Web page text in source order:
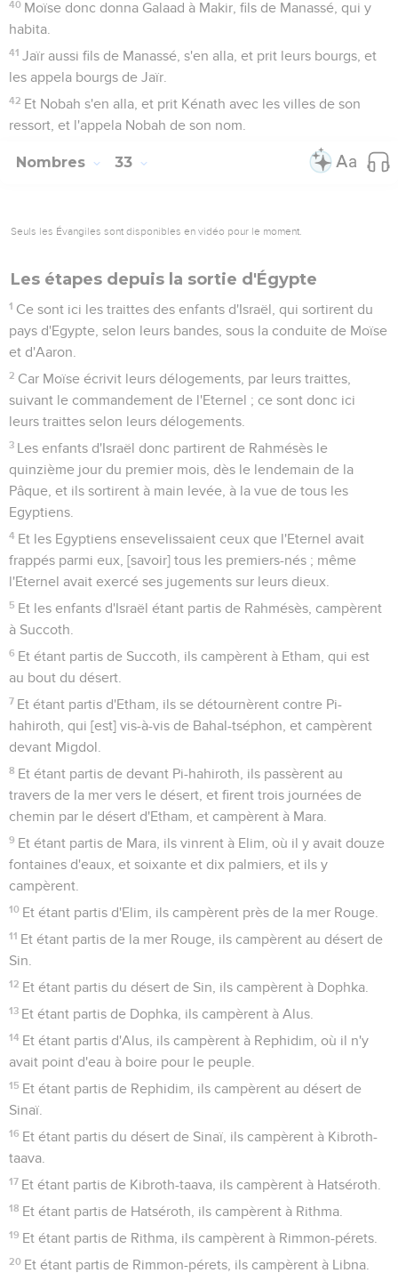
40 Moïse donc donna Galaad à Makir, fils de Manassé, qui y
habita.
41 Jaïr aussi fils de Manassé, s'en alla, et prit leurs bourgs, et
les appela bourgs de Jaïr.
42 Et Nobah s'en alla, et prit Kénath avec les villes de son
ressort, et l'appela Nobah de son nom.
Nombres 33
Seuls les Évangiles sont disponibles en vidéo pour le moment.
Les étapes depuis la sortie d'Égypte
1 Ce sont ici les traittes des enfants d'Israël, qui sortirent du
pays d'Egypte, selon leurs bandes, sous la conduite de Moïse
et d'Aaron.
2 Car Moïse écrivit leurs délogements, par leurs traittes,
suivant le commandement de l'Eternel ; ce sont donc ici
leurs traittes selon leurs délogements.
3 Les enfants d'Israël donc partirent de Rahmésès le
quinzième jour du premier mois, dès le lendemain de la
Pâque, et ils sortirent à main levée, à la vue de tous les
Egyptiens.
4 Et les Egyptiens ensevelissaient ceux que l'Eternel avait
frappés parmi eux, [savoir] tous les premiers-nés ; même
l'Eternel avait exercé ses jugements sur leurs dieux.
5 Et les enfants d'Israël étant partis de Rahmésès, campèrent
à Succoth.
6 Et étant partis de Succoth, ils campèrent à Etham, qui est
au bout du désert.
7 Et étant partis d'Etham, ils se détournèrent contre Pi-
hahiroth, qui [est] vis-à-vis de Bahal-tséphon, et campèrent
devant Migdol.
8 Et étant partis de devant Pi-hahiroth, ils passèrent au
travers de la mer vers le désert, et firent trois journées de
chemin par le désert d'Etham, et campèrent à Mara.
9 Et étant partis de Mara, ils vinrent à Elim, où il y avait douze
fontaines d'eaux, et soixante et dix palmiers, et ils y
campèrent.
10 Et étant partis d'Elim, ils campèrent près de la mer Rouge.
11 Et étant partis de la mer Rouge, ils campèrent au désert de
Sin.
12 Et étant partis du désert de Sin, ils campèrent à Dophka.
13 Et étant partis de Dophka, ils campèrent à Alus.
14 Et étant partis d'Alus, ils campèrent à Rephidim, où il n'y
avait point d'eau à boire pour le peuple.
15 Et étant partis de Rephidim, ils campèrent au désert de
Sinaï.
16 Et étant partis du désert de Sinaï, ils campèrent à Kibroth-
taava.
17 Et étant partis de Kibroth-taava, ils campèrent à Hatséroth.
18 Et étant partis de Hatséroth, ils campèrent à Rithma.
19 Et étant partis de Rithma, ils campèrent à Rimmon-pérets.
20 Et étant partis de Rimmon-pérets, ils campèrent à Libna.